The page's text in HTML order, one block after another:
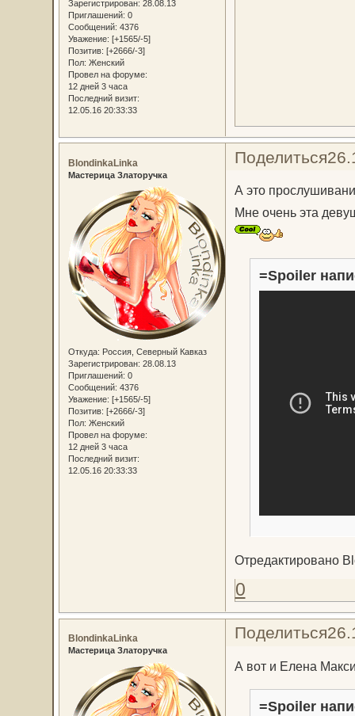
Зарегистрирован: 28.08.13
Приглашений: 0
Сообщений: 4376
Уважение: [+1565/-5]
Позитив: [+2666/-3]
Пол: Женский
Провел на форуме:
12 дней 3 часа
Последний визит:
12.05.16 20:33:33
Поделиться
BlondinkaLinka
Мастерица Златоручка
Откуда: Россия, Северный Кавказ
Зарегистрирован: 28.08.13
Приглашений: 0
Сообщений: 4376
Уважение: [+1565/-5]
Позитив: [+2666/-3]
Пол: Женский
Провел на форуме:
12 дней 3 часа
Последний визит:
12.05.16 20:33:33
А это
Мне очень эта
=Spoiler
Отредактировано
0
Поделиться
BlondinkaLinka
Мастерица Златоручка
А вот и Елена
=Spoiler